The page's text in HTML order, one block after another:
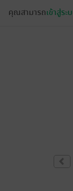
คุณสามารถเข้าสู่ระ